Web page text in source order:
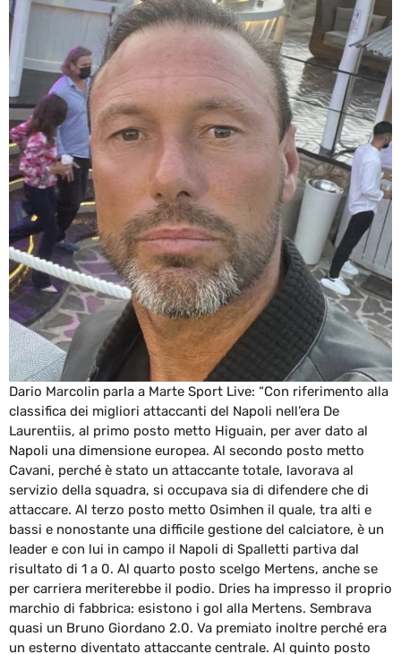
Dario Marcolin parla a Marte Sport Live: “Con riferimento alla
classifica dei migliori attaccanti del Napoli nell’era De
Laurentiis, al primo posto metto Higuain, per aver dato al
Napoli una dimensione europea. Al secondo posto metto
Cavani, perché è stato un attaccante totale, lavorava al
servizio della squadra, si occupava sia di difendere che di
attaccare. Al terzo posto metto Osimhen il quale, tra alti e
bassi e nonostante una difficile gestione del calciatore, è un
leader e con lui in campo il Napoli di Spalletti partiva dal
risultato di 1 a 0. Al quarto posto scelgo Mertens, anche se
per carriera meriterebbe il podio. Dries ha impresso il proprio
marchio di fabbrica: esistono i gol alla Mertens. Sembrava
quasi un Bruno Giordano 2.0. Va premiato inoltre perché era
un esterno diventato attaccante centrale. Al quinto posto